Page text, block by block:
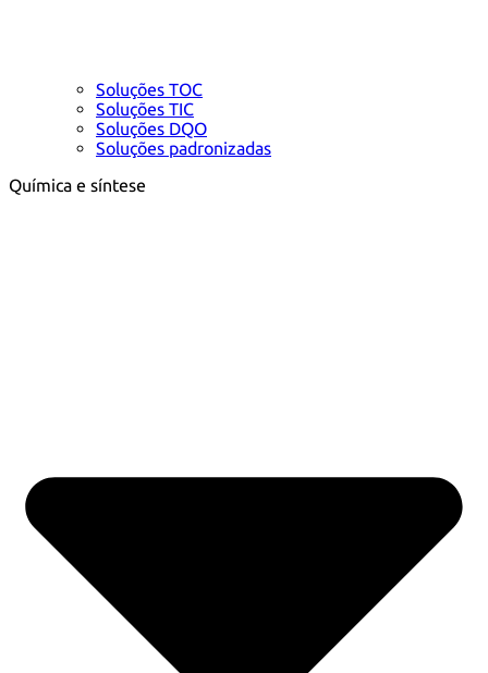
Soluções TOC
Soluções TIC
Soluções DQO
Soluções padronizadas
Química e síntese